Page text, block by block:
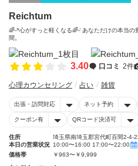
Reichtum
🌈ᵕ̈*心がすっと軽くなる🌈ᵕ̈ あなただけの本当
間。
3.40 口コミ 2件
心理カウンセリング 占い 雑貨
出張・訪問対応 ネット予約
クーポン有 QRコード決済可
住所
埼玉県南埼玉郡宮代町百間2-4-
本日の営業状況 10:00〜16:00 17:00〜22:00
価格帯
￥963〜￥9,999